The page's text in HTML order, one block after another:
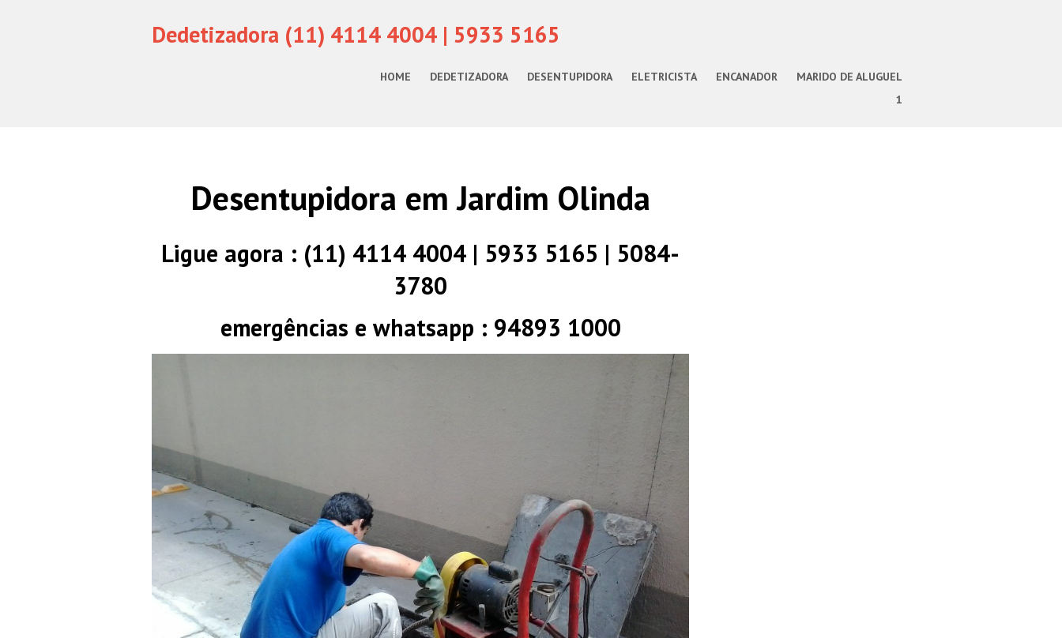
Dedetizadora (11) 4114 4004 | 5933 5165
HOME DEDETIZADORA DESENTUPIDORA ELETRICISTA ENCANADOR
MARIDO DE ALUGUEL
1
Desentupidora em Jardim Olinda
Ligue agora : (11) 4114 4004 | 5933 5165 | 5084-
3780
emergências e whatsapp : 94893 1000